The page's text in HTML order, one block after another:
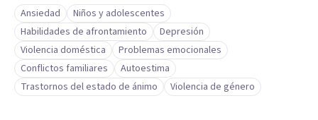
Ansiedad
Niños y adolescentes
Habilidades de afrontamiento
Depresión
Violencia doméstica
Problemas emocionales
Conflictos familiares
Autoestima
Trastornos del estado de ánimo
Violencia de género